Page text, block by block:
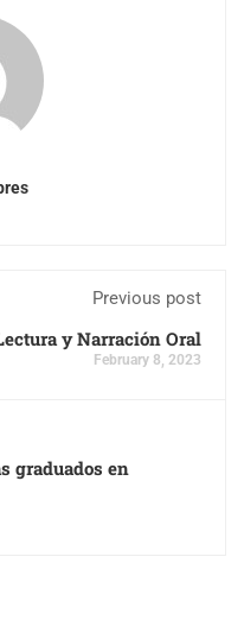
Previous post
y Narración Oral
February 8, 2023
graduados en